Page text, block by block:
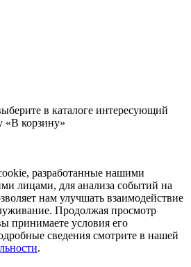
в каталоге интересующий
«В корзину»
разработанные нашими
лицами, для анализа событий на
нам улучшать взаимодействие
Продолжая просмотр
принимаете условия его
сведения смотрите в нашей
.